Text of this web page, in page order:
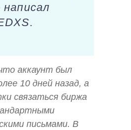
аккаунт был
10 дней назад, а
связаться биржа
письмами. В